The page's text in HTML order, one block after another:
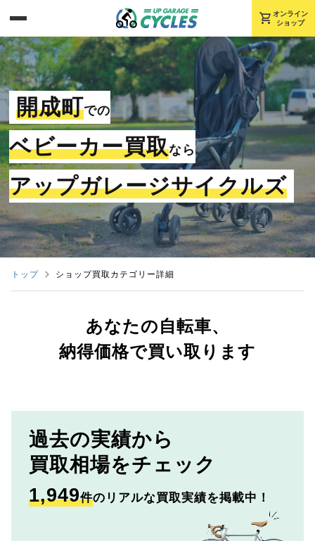
shopping_cart オンライン
ショップ
開成町での
ベビーカー買取なら
アップガレージサイクルズ
トップ ショップ買取カテゴリー詳細
あなたの自転車、
納得価格で買い取ります
過去の実績から
買取相場をチェック
1,949件のリアルな買取実績を掲載中！